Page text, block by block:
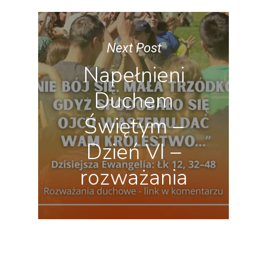
Next Post
Napełnieni
Duchem
Świętym –
Dzień VI –
rozważania